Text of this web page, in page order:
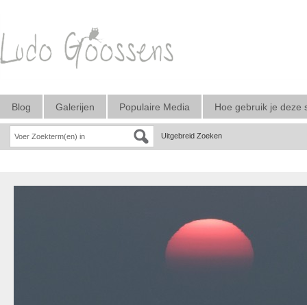
Blog Galerijen Populaire Media Hoe gebruik je deze
Uitgebreid Zoeken